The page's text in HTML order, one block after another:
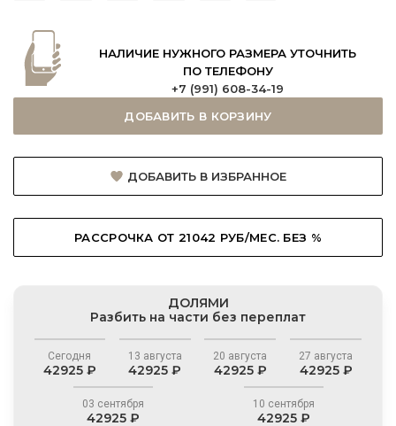
НАЛИЧИЕ НУЖНОГО РАЗМЕРА УТОЧНИТЬ
ПО ТЕЛЕФОНУ
+7 (991) 608-34-19
ДОБАВИТЬ В КОРЗИНУ
ДОБАВИТЬ В ИЗБРАННОЕ
РАССРОЧКА ОТ 21042 РУБ/МЕС. БЕЗ %
ДОЛЯМИ
Разбить на части без переплат
Сегодня
42925 ₽
13 августа
42925 ₽
20 августа
42925 ₽
27 августа
42925 ₽
03 сентября
42925 ₽
10 сентября
42925 ₽